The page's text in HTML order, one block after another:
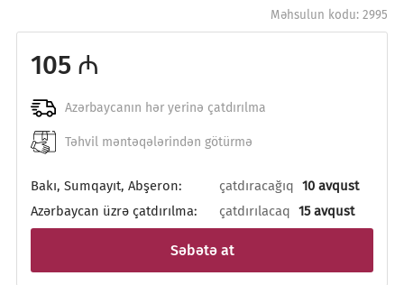
Məhsulun kodu: 2995
105 ₼
Azərbaycanın hər yerinə çatdırılma
Təhvil məntəqələrindən götürmə
Bakı, Sumqayıt, Abşeron: çatdıracağıq 10 avqust
Azərbaycan üzrə çatdırılma:
çatdırılacaq 15 avqust
Səbətə at